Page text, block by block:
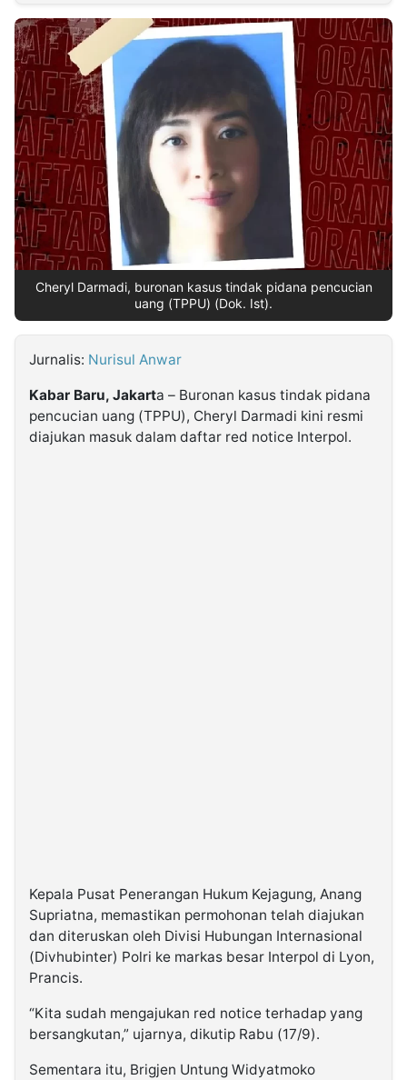
INDONESIA
Partner
Insight
NTB
Suara
Time
Lens
IDN
Daily
Jogja
Jalan
Rakyat
Idealita
News
Kita
Notice
Dinamikapost.com
Radar
Baru
Seedbacklink
Follow
Kabarbaru
Cheryl Darmadi, buronan kasus tindak pidana pencucian
uang (TPPU) (Dok. Ist).
Jurnalis: Nurisul Anwar
Kabar Baru, Jakarta – Buronan kasus tindak pidana
pencucian uang (TPPU), Cheryl Darmadi kini resmi
diajukan masuk dalam daftar red notice Interpol.
Kepala Pusat Penerangan Hukum Kejagung, Anang
Supriatna, memastikan permohonan telah diajukan
dan diteruskan oleh Divisi Hubungan Internasional
(Divhubinter) Polri ke markas besar Interpol di Lyon,
Prancis.
“Kita sudah mengajukan red notice terhadap yang
bersangkutan,” ujarnya, dikutip Rabu (17/9).
Sementara itu, Brigjen Untung Widyatmoko